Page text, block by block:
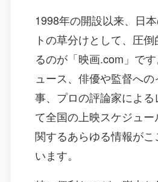
1998年の開設以来、日
トの草分けとして、圧
るのが「映画.com」で
ュース、俳優や監督へ
事、プロの評論家による
て全国の上映スケジュ
関するあらゆる情報が
います。